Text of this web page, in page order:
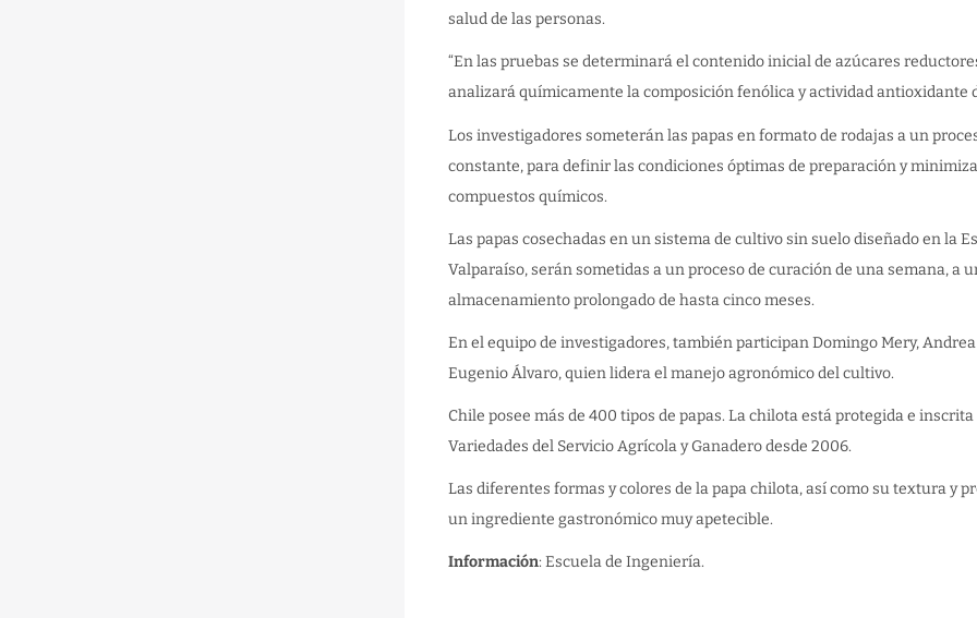
salud de las personas.
“En las pruebas se determinará el contenido inicial de azúcares
analizará químicamente la composición fenólica y actividad antioxidante
Los investigadores someterán las papas en formato de rodajas a un
constante, para definir las condiciones óptimas de preparación y
compuestos químicos.
Las papas cosechadas en un sistema de cultivo sin suelo diseñado en la
Valparaíso, serán sometidas a un proceso de curación de una semana, a
almacenamiento prolongado de hasta cinco meses.
En el equipo de investigadores, también participan Domingo Mery,
Eugenio Álvaro, quien lidera el manejo agronómico del cultivo.
Chile posee más de 400 tipos de papas. La chilota está protegida e
Variedades del Servicio Agrícola y Ganadero desde 2006.
Las diferentes formas y colores de la papa chilota, así como su textura y
un ingrediente gastronómico muy apetecible.
Información: Escuela de Ingeniería.